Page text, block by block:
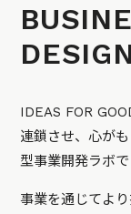
IDEAS FOR
連鎖させ、心が
型事業開発ラボで
事業を通じてよ